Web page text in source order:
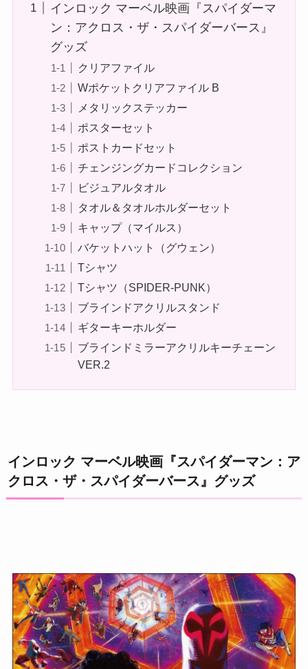
インロック マーベル映画『スパイダーマ
ン：アクロス・ザ・スパイダーバース』
グッズ
クリアファイル
Wポケットクリアファイル B
メタリックステッカー
ポスターセット
ポストカードセット
チェンジングカードコレクション
ビジュアルタオル
タオル＆タオルホルダーセット
キャップ（マイルス）
バケットハット（グウェン）
Tシャツ
Tシャツ（SPIDER-PUNK）
ブラインドアクリルスタンド
ギターキーホルダー
ブラインドミラーアクリルキーチェーン
VER.2
インロック マーベル映画『スパイダーマン：ア
クロス・ザ・スパイダーバース』グッズ